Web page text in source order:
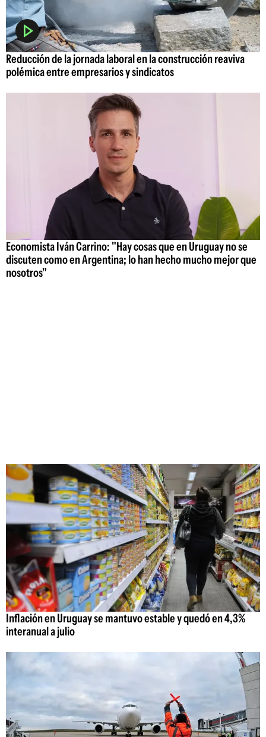
Reducción de la jornada laboral en la construcción reaviva
polémica entre empresarios y sindicatos
Economista Iván Carrino: "Hay cosas que en Uruguay no se
discuten como en Argentina; lo han hecho mucho mejor que
nosotros"
Inflación en Uruguay se mantuvo estable y quedó en 4,3%
interanual a julio